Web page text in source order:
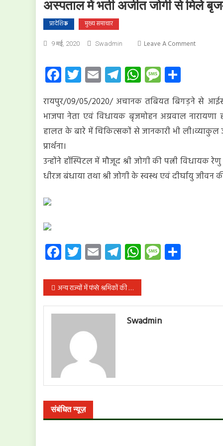
अस्पताल में भर्ती अजीत जोगी से मिले
प्रादेशिक मुख्य समाचार
9 मई, 2020 Swadmin Leave A CommentOn
जोगी
से
बृजमोहन
Facebook
Twitter
EmailTelegram
WhatsApp
Message
रायपुर/09/05/2020/ अचानक तबियत बिगड़ने से
भाजपा नेता एवं विधायक बृजमोहन अग्रवाल नारायणा
हालत के बारे में चिकित्सकों से जानकारी भी ली।व्याकुल
प्रार्थना।
उन्होंने हॉस्पिटल में मौजूद श्री जोगी की पत्नी विधायक
धीरज बंधाया तथा श्री जोगी के स्वस्थ एवं दीर्घायु जीवन
Facebook
Twitter
EmailTelegram
WhatsApp
Message
पोस्ट
नेविगेशन
अन्य राज्यों में फंसे श्रमिकों की छत्तीसगढ़ वापसी के लिए राज्य सरकार ने 4 ट्रेनें की कन्फर्म
Swadmin
संबंधित न्यूज़